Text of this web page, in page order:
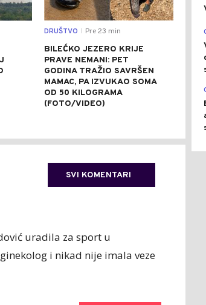
DRUŠTVO Pre 23 min
BILEĆKO JEZERO KRIJE
PRAVE NEMANI: PET
GODINA TRAŽIO SAVRŠEN
MAMAC, PA IZVUKAO SOMA
OD 50 KILOGRAMA
(FOTO/VIDEO)
SVI KOMENTARI
uradila za sport u
i nikad nije imala veze